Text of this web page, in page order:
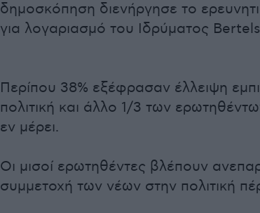
δημοσκόπηση διενήργησε το
για λογαριασμό του Ιδρύματος
Περίπου 38% εξέφρασαν έλλειψη
πολιτική και άλλο 1/3 των
εν μέρει.
Οι μισοί ερωτηθέντες βλέπουν
συμμετοχή των νέων στην πολιτική